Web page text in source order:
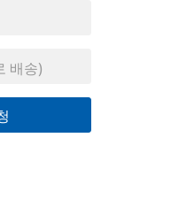
배송)